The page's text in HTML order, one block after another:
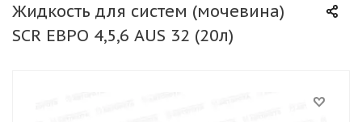
Жидкость для систем (мочевина)
SCR ЕВРО 4,5,6 AUS 32 (20л)